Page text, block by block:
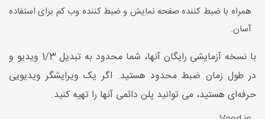
همراه با ضبط کننده صفحه نمایش و ضبط کننده وب کم برای استفاده
آسان.
با نسخه آزمایشی رایگان آنها، شما محدود به تبدیل 1/3 ویدیو و
در طول زمان ضبط محدود هستید. اگر یک ویرایشگر ویدیویی
حرفه‌ای هستید، می توانید پلن دائمی آنها را تهیه کنید.